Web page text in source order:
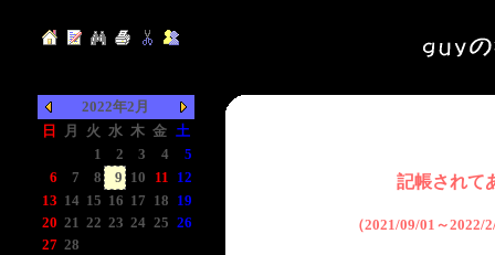
2022年2月
日
月 火 水 木 金 土
1 2 3 4
5
6
7 8 9 10 11 12
13 14 15 16 17 18 19
20 21 22 23 24 25 26
27 28
記帳されて
（2021/09/01～2022/